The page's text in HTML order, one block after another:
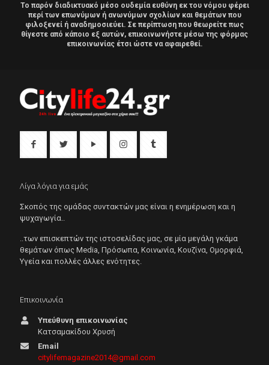
Το παρόν διαδικτυακό μέσο ουδεμία ευθύνη εκ του νόμου φέρει
περί των επωνύμων ή ανωνύμων σχολίων και θεμάτων που
φιλοξενεί ή αναδημοσιεύει. Σε περίπτωση που θεωρείτε πως
θίγεστε από κάποιο εξ αυτών, επικοινωνήστε μέσω της φόρμας
επικοινωνίας έτσι ώστε να αφαιρεθεί.
Λίγα λόγια για εμάς
Σκοπός της ομάδας συντακτών μας είναι η ενημέρωση και η
ψυχαγωγία..
..των επισκεπτών της ιστοσελίδας μας, σε μία μεγάλη γκάμα
θεμάτων όπως Μedia, Πρόσωπα, Κοινωνία, Κουζίνα, Ομορφιά,
Υγεία και πολλές άλλες ενότητες.
Επικοινωνία
Υπεύθυνη επικοινωνίας
Κατσαμακίδου Χρυσή
Email
citylifemagazine2014@gmail.com